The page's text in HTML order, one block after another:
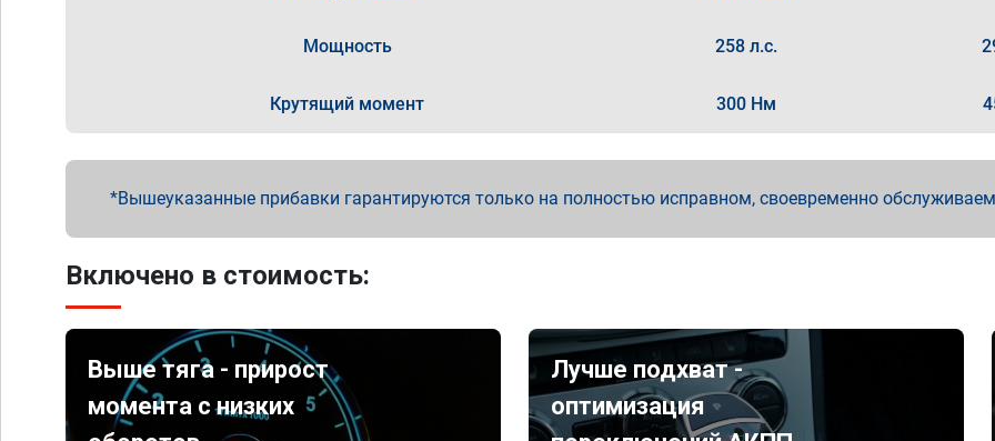
Мощность 258 л.с.
Крутящий момент 300 Нм
Вышеуказанные прибавки гарантируются только на полностью исправном, своевременно
Включено в стоимость:
Выше тяга - прирост
момента с низких
Лучше подхват -
оптимизация